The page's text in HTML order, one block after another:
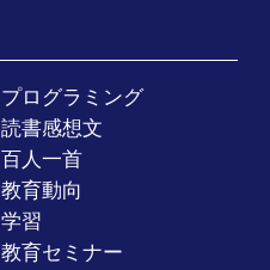
プログラミング
読書感想文
百人一首
教育動向
学習
教育セミナー